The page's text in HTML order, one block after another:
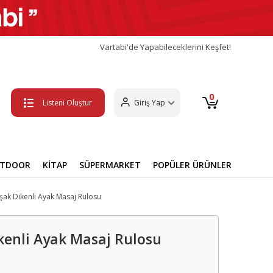
Vartabi'de Yapabileceklerini Keşfet!
Listeni Oluştur Giriş Yap 0
KİTAP SÜPERMARKET POPÜLER ÜRÜNLER
Dikenli Ayak Masaj Rulosu
Ayak Masaj Rulosu